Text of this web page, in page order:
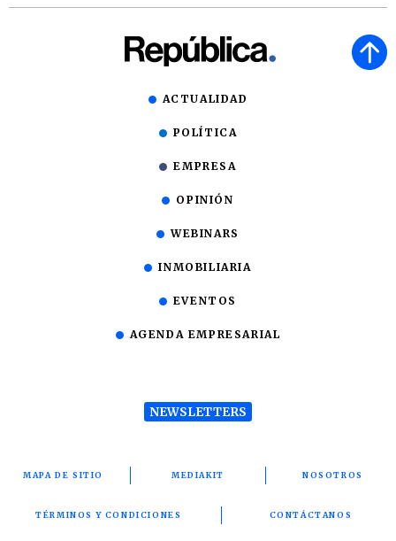
ACTUALIDAD
POLÍTICA
EMPRESA
OPINIÓN
WEBINARS
INMOBILIARIA
EVENTOS
AGENDA EMPRESARIAL
NEWSLETTERS
MAPA DE SITIO MEDIAKIT NOSOTROS
TÉRMINOS Y CONDICIONES CONTÁCTANOS